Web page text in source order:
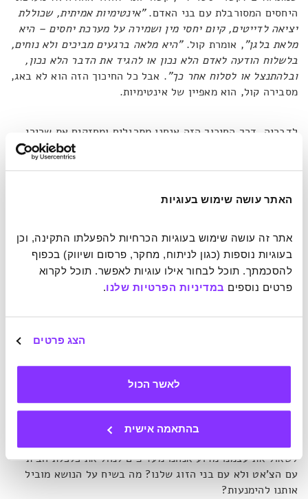
האתר עושה שימוש בעוגיות
פרטים נוספים במדיניות הפרטיות שלנו.
הצג פרטים
לאשר הכול
בהתאמה אישית
היחסים המסורבלת עם בני האדם."אינטימיות אמיתית, שכוללת
יציאה לדייטים, קיום יחסי מין ושמירה על מערכת יחסים – היא
מלאת בלגן", אומרת קול."היא מלאה ברגעים מביכים ולא נוחים,
בלשלוח הודעה לאדם הלא נכון או להגיד את הדבר הלא נכון,
ובלהתנצל או לסלוח אחר כך". אבל כל החיכוך הזה הוא לא באג,
מסבירה קול, הוא מאפיין של אינטימיות.
לדבריה, דרך החיכוך הזה אנחנו מתרגלים ומחזקים את שרירי
האינטימיות האנושית. משפרים את כושר האמפתיה, את אורך
ההקשבה ואת הגמישות לסלוח. כשאנחנו מבלים יותר ויותר עם
דועך והכוח נעלם. מעבר לכך, קול טוענת כי היחלשות הסובלנות
אנחנו מוותרים על ההתפתחות האישית שלנו. לא כל רגע צריך
להיות קשה, אבל דרך נקודות ההתמודדות אנחנו לומדים להכיר
את עצמנו טוב יותר ולחיות בשלום עם עצמנו ועם הסביבה.
השאלה השנייה שמעלה קול בוחנת מה השימוש בבינה מלאכותית
חוסך מאיתנו. חלק מהחסכונות חכמים ויעילים, אבל אחרים
יכולים לספר לנו על הפחדים העמוקים שלנו. אם התייעצות
זמן וכסף – מה טוב. אבל אם היא גורמת לנו לקבל החלטות
כספיות משמעותיות מבלי לשתף את בני הזוג שעימם אנחנו
לשאול את עצמנו מדוע אנחנו מעדיפים לנהל את כלכלת הבית
עם הצ'אט ולא עם בני הזוג שלנו? מה בשיח על הנושא מוביל
אותנו להימנעות?